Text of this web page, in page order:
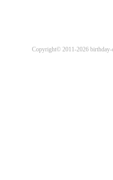
Copyright© 2011-2026 birthday-